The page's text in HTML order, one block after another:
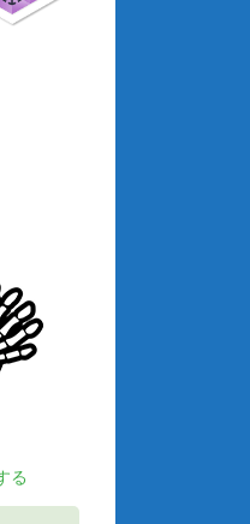
る